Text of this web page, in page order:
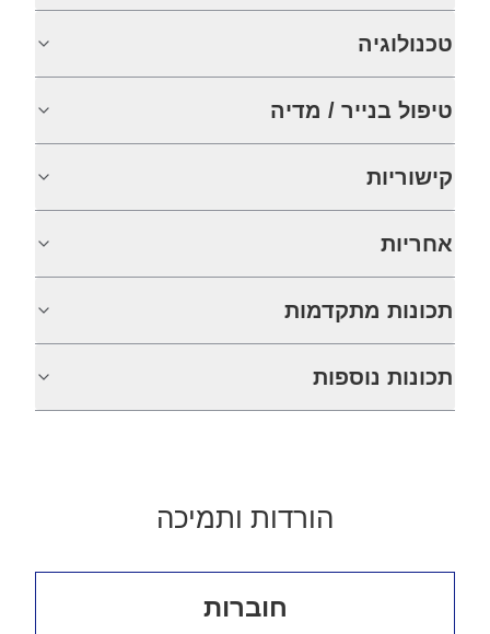
טכנולוגיה
טיפול בנייר / מדיה
קישוריות
אחריות
תכונות מתקדמות
תכונות נוספות
הורדות ותמיכה
חוברות